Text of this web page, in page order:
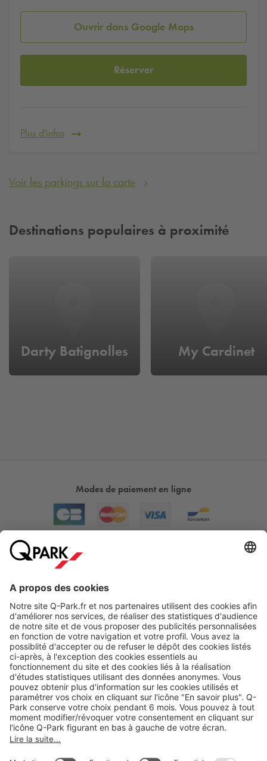
Ouvrir dans Google Maps
Réserver
Plus d'infos
Voir les parkings sur la carte
Destinations populaires à proximité
Darty Batignolles My Cardinet
Modes de paiement en ligne
Nos produits
Nos services
Cookies